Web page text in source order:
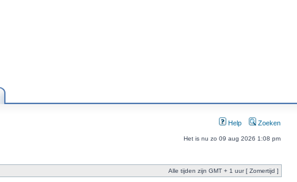
Help Zoeken
Het is nu zo 09 aug 2026 1:08 pm
Alle tijden zijn GMT + 1 uur [ Zomertijd ]